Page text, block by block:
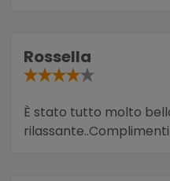
Rossella
È stato tutto molto